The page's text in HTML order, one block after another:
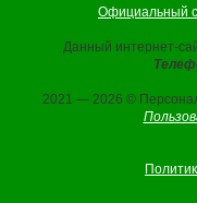
Официальный
Данный интернет-
2021 — 2026 ©